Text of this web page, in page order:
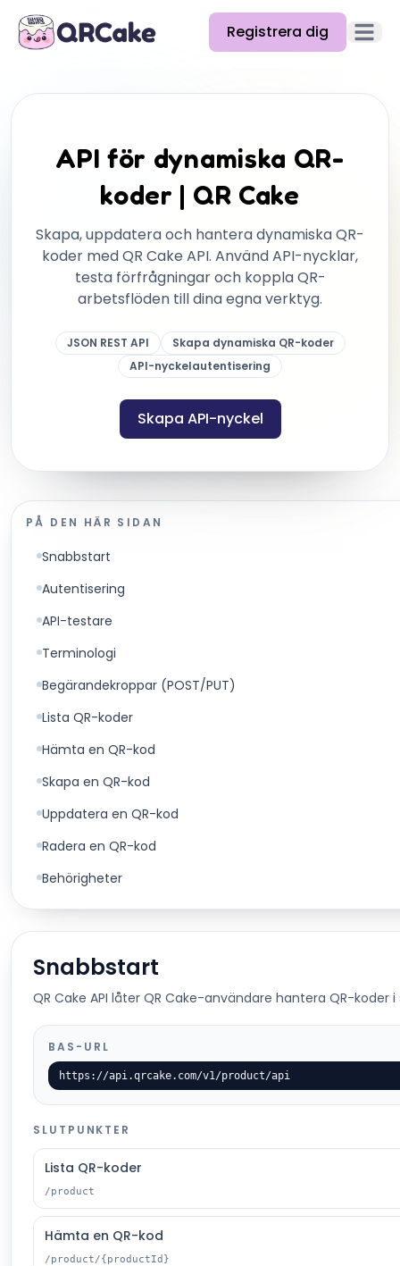
Registrera dig
Blogg
Hjälp
API för dynamiska QR-
koder | QR Cake
Skapa, uppdatera och hantera dynamiska QR-
koder med QR Cake API. Använd API-nycklar,
testa förfrågningar och koppla QR-
arbetsflöden till dina egna verktyg.
JSON REST API
Skapa dynamiska QR-koder
API-nyckelautentisering
Skapa API-nyckel
PÅ DEN HÄR SIDAN
Snabbstart
Autentisering
API-testare
Terminologi
Begärandekroppar (POST/PUT)
Lista QR-koder
Hämta en QR-kod
Skapa en QR-kod
Uppdatera en QR-kod
Radera en QR-kod
Behörigheter
Snabbstart
QR Cake API låter QR Cake-användare hantera QR-koder
BAS-URL
https://api.qrcake.com/v1/product/api
SLUTPUNKTER
Lista QR-koder
/product
Hämta en QR-kod
/product/{productId}